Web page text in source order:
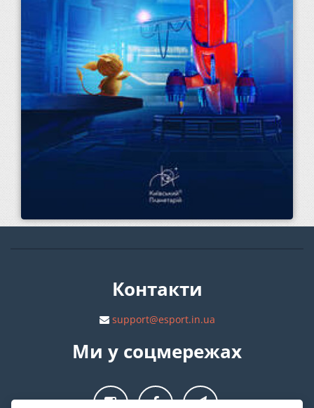
Контакти
support@esport.in.ua
Ми у соцмережах